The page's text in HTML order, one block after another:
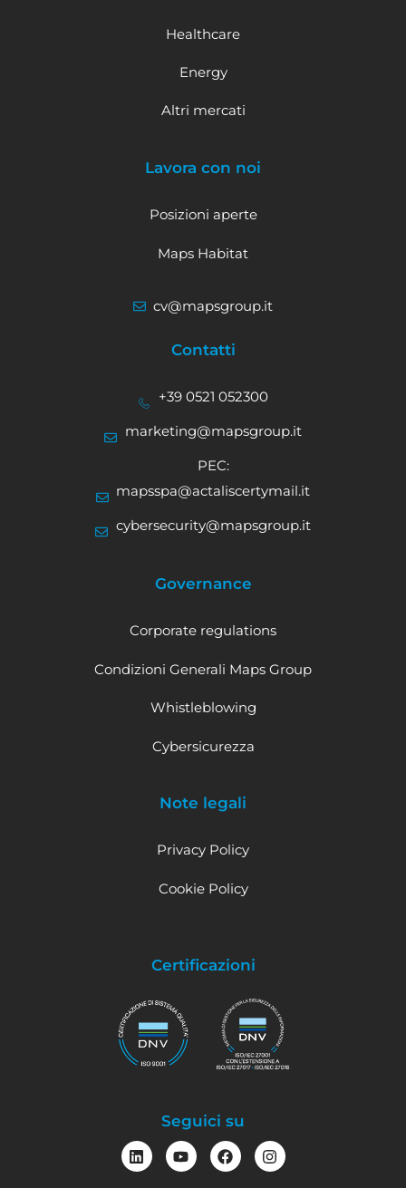
Healthcare
Energy
Altri mercati
Lavora con noi
Posizioni aperte
Maps Habitat
cv@mapsgroup.it
Contatti
+39 0521 052300
marketing@mapsgroup.it
PEC:
mapsspa@actaliscertymail.it
cybersecurity@mapsgroup.it
Governance
Corporate regulations
Condizioni Generali Maps Group
Whistleblowing
Cybersicurezza
Note legali
Privacy Policy
Cookie Policy
Certificazioni
Seguici su